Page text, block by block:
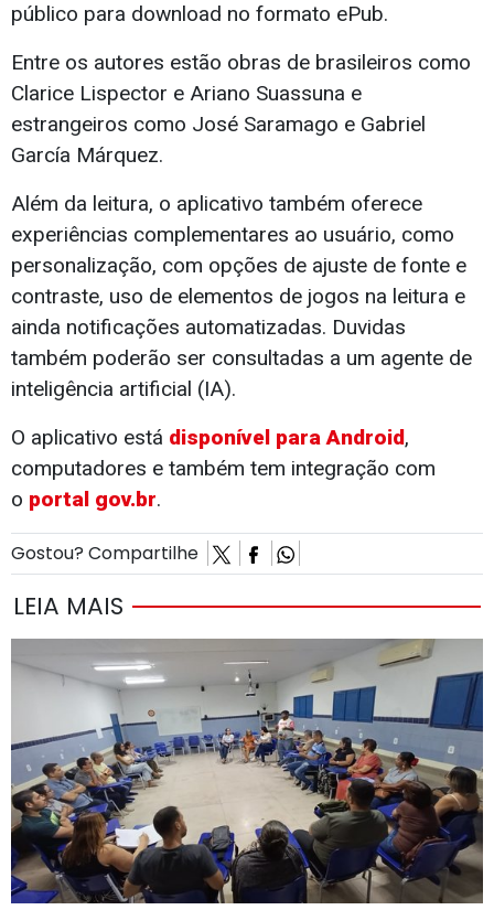
público para download no formato ePub.
Entre os autores estão obras de brasileiros como
Clarice Lispector e Ariano Suassuna e
estrangeiros como José Saramago e Gabriel
García Márquez.
Além da leitura, o aplicativo também oferece
experiências complementares ao usuário, como
personalização, com opções de ajuste de fonte e
contraste, uso de elementos de jogos na leitura e
ainda notificações automatizadas. Duvidas
também poderão ser consultadas a um agente de
inteligência artificial (IA).
O aplicativo está disponível para Android,
computadores e também tem integração com
o portal gov.br.
Gostou? Compartilhe
LEIA MAIS